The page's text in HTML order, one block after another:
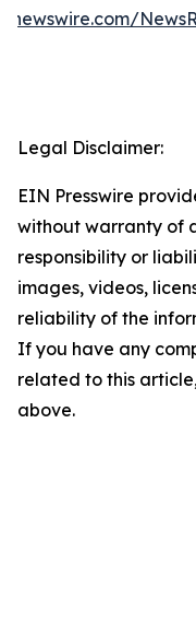
Legal Disclaimer:
EIN Presswire
without warranty of
responsibility or
images, videos,
reliability of the
If you have any
related to this
above.